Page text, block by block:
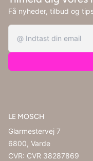
Få nyheder, tilbud og
LE MOSCH
Glarmestervej 7
6800, Varde
CVR: CVR 38287869